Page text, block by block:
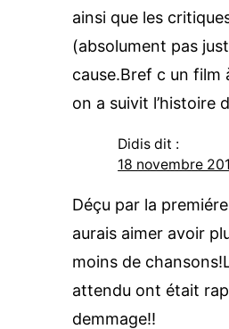
ainsi que les
(absolument pas
cause.Bref c un film
on a suivit l’histoire
Didis dit :
18 novembre
Déçu par la
aurais aimer avoir
moins de
attendu ont était
demmage!!